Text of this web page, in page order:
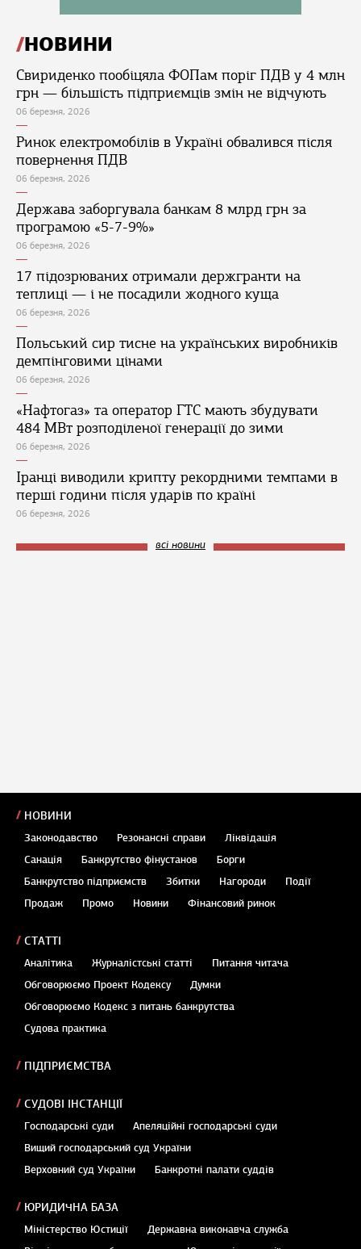
НОВИНИ
Свириденко пообіцяла ФОПам поріг ПДВ у 4 млн
грн — більшість підприємців змін не відчують
06 березня, 2026
Ринок електромобілів в Україні обвалився після
повернення ПДВ
06 березня, 2026
Держава заборгувала банкам 8 млрд грн за
програмою «5-7-9%»
06 березня, 2026
17 підозрюваних отримали держгранти на
теплиці — і не посадили жодного куща
06 березня, 2026
Польський сир тисне на українських виробників
демпінговими цінами
06 березня, 2026
«Нафтогаз» та оператор ГТС мають збудувати
484 МВт розподіленої генерації до зими
06 березня, 2026
Іранці виводили крипту рекордними темпами в
перші години після ударів по країні
06 березня, 2026
всі новини
НОВИНИ
Законодавство Резонансні справи
Ліквідація
Санація
Банкрутство фінустанов
Борги
Банкрутство підприємств
Збитки Нагороди
Події
Продаж
Промо Новини Фінансовий ринок
СТАТТІ
Аналітика Журналістські статті
Питання читача
Обговорюємо Проект Кодексу
Думки
Обговорюємо Кодекс з питань банкрутства
Судова практика
ПІДПРИЄМСТВА
СУДОВІ ІНСТАНЦІЇ
Господарські суди
Апеляційні господарські суди
Вищий господарський суд України
Верховний суд України
Банкротні палати суддів
ЮРИДИЧНА БАЗА
Міністерство Юстиції
Державна виконавча служба